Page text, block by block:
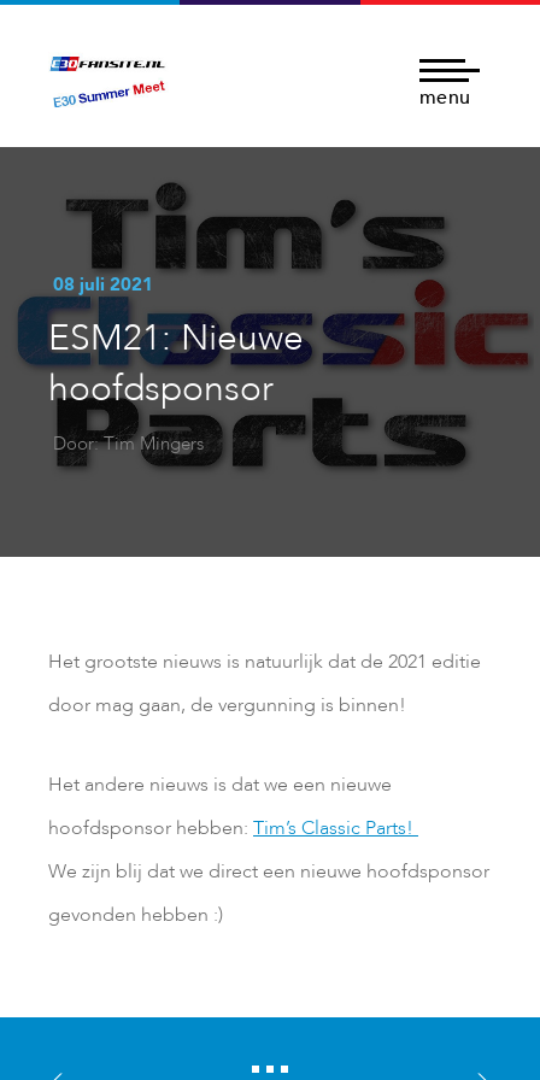
menu
08 juli 2021
ESM21: Nieuwe
hoofdsponsor
Door: Tim Mingers
Het grootste nieuws is natuurlijk dat de 2021 editie
door mag gaan, de vergunning is binnen!
Het andere nieuws is dat we een nieuwe
hoofdsponsor hebben: Tim’s Classic Parts!
We zijn blij dat we direct een nieuwe hoofdsponsor
gevonden hebben :)